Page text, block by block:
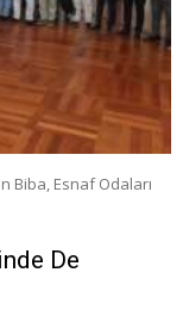
Biba, Esnaf Odaları
De